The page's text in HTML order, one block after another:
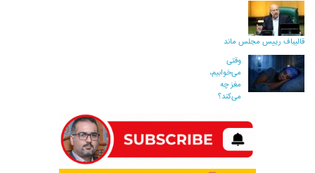
قالیباف رییس مجلس ماند
وقتی
می‌خوابیم،
مغز چه
می‌کند؟